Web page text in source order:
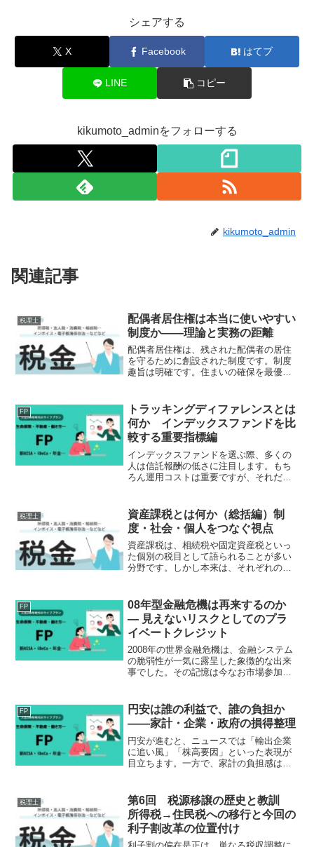
シェアする
X Facebook はてブ
LINE コピー
kikumoto_adminをフォローする
kikumoto_admin
関連記事
税理士
配偶者居住権は本当に使いやすい
制度か――理論と実務の距離
配偶者居住権は、残された配偶者の居住
を守るために創設された制度です。制度
趣旨は明確です。住まいの確保を最優先
いって、それが実務上「使いやすい」と
は限りません。本稿では、...
FP
トラッキングディファレンスとは
何か インデックスファンドを比
較する重要指標編
インデックスファンドを選ぶ際、多くの
人は信託報酬の低さに注目します。もち
ろん運用コストは重要ですが、それだけ
実際の運用成績には違いがあります。そ
の違いを確認する上で重要...
税理士
資産課税とは何か（総括編）制
度・社会・個人をつなぐ視点
資産課税は、相続税や固定資産税といっ
た個別の税目として語られることが多い
分野です。しかし本来は、それぞれの税
は、社会の中で形成された富をどのよう
に位置づけ、どのように次世...
FP
08年型金融危機は再来するのか
― 見えないリスクとしてのプラ
イベートクレジット
2008年の世界金融危機は、金融システム
の脆弱性が一気に露呈した象徴的な出来
事でした。その記憶は今なお市場参加者
ノンバンク領域における信用不安が同時
に語られるようになっ...
FP
円安は誰の利益で、誰の負担か
――家計・企業・政府の損得整理
円安が進むと、ニュースでは「輸出企業
に追い風」「株高要因」といった表現が
目立ちます。一方で、家計の負担感は確
しょうか。この問題は、単純に「円安＝
良い」「円安＝悪い」と割...
税理士
第6回 税源移譲の歴史と教訓
所得税→住民税への移行と今回の
利子割改革の位置付け